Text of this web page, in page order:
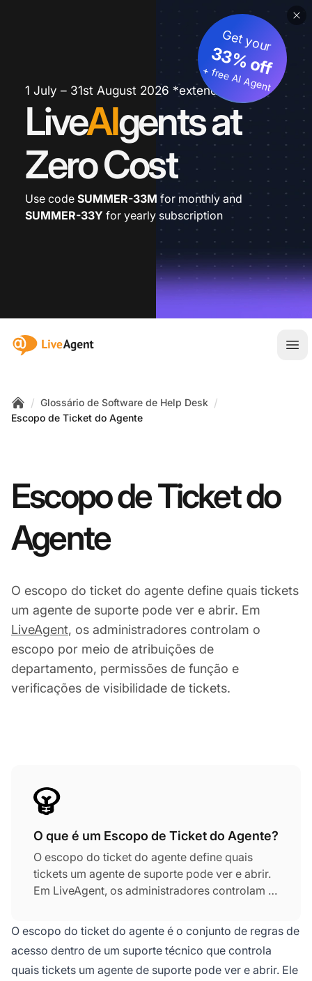
1 July – 31st August 2026 *extended
LiveAIgents at
Zero Cost
Get your
33% off
+ free AI Agent
Use code SUMMER-33M for monthly and
SUMMER-33Y for yearly subscription
:site.title
Home
/ Glossário de Software de Help Desk /
Escopo de Ticket do Agente
Escopo de Ticket do
Agente
O escopo do ticket do agente define quais tickets
um agente de suporte pode ver e abrir. Em
LiveAgent, os administradores controlam o
escopo por meio de atribuições de
departamento, permissões de função e
verificações de visibilidade de tickets.
O que é um Escopo de Ticket do Agente?
O escopo do ticket do agente define quais
tickets um agente de suporte pode ver e abrir.
Em LiveAgent, os administradores controlam o
departamento, permissões de função e
verificações de visibilidade de tickets.
O escopo do ticket do agente é o conjunto de regras de
acesso dentro de um suporte técnico que controla
quais tickets um agente de suporte pode ver e abrir. Ele